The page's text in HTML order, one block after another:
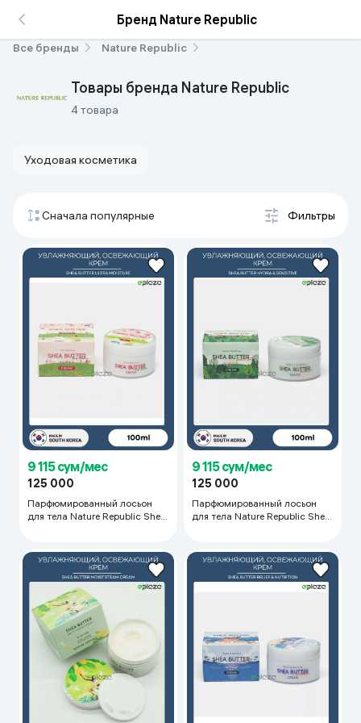
Бренд Nature Republic
Все бренды Nature Republic
Товары бренда Nature Republic
4 товара
Уходовая косметика
Сначала популярные Фильтры
9 115 сум/мес
125 000
Парфюмированный лосьон
для тела Nature Republic Shea
9 115 сум/мес
125 000
Парфюмированный лосьон
для тела Nature Republic Shea